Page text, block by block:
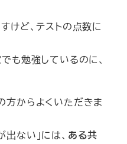
けど、テストの点数に
も勉強しているのに、
方からよくいただきま
ない」には、 ある共